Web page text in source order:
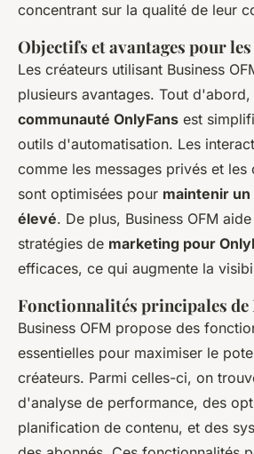
concentrant sur la qualité de leur
Objectifs et avantages pour
Les créateurs utilisant Business
plusieurs avantages. Tout d'abord,
communauté OnlyFans est
outils d'automatisation. Les
comme les messages privés et les
sont optimisées pour maintenir
élevé. De plus, Business OFM
stratégies de marketing pour
efficaces, ce qui augmente la
Fonctionnalités principales de
Business OFM propose des
essentielles pour maximiser le
créateurs. Parmi celles-ci, on
d'analyse de performance, des
planification de contenu, et des